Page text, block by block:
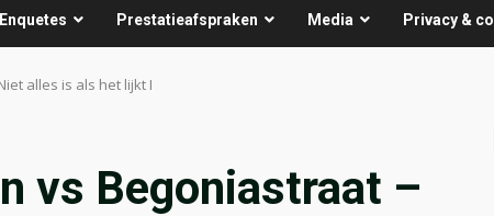
Enquetes Prestatieafspraken Media Privacy &
alles is als het lijkt I
vs Begoniastraat –